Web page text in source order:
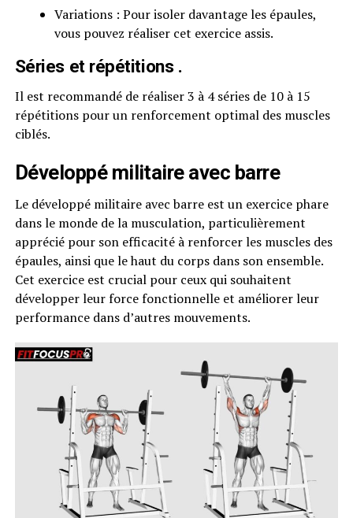
Variations : Pour isoler davantage les épaules,
vous pouvez réaliser cet exercice assis.
Séries et répétitions .
Il est recommandé de réaliser 3 à 4 séries de 10 à 15
répétitions pour un renforcement optimal des muscles
ciblés.
Développé militaire avec barre
Le développé militaire avec barre est un exercice phare
dans le monde de la musculation, particulièrement
apprécié pour son efficacité à renforcer les muscles des
épaules, ainsi que le haut du corps dans son ensemble.
Cet exercice est crucial pour ceux qui souhaitent
développer leur force fonctionnelle et améliorer leur
performance dans d’autres mouvements.